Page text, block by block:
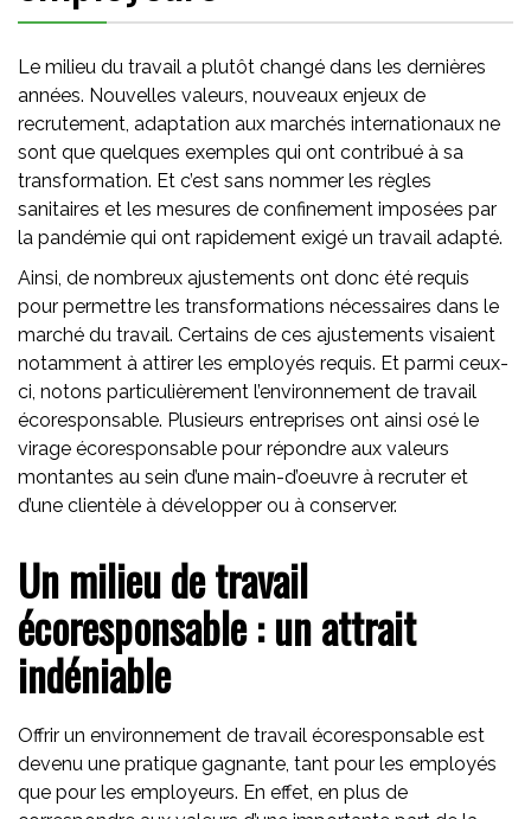
Le milieu du travail a plutôt changé dans les dernières
années. Nouvelles valeurs, nouveaux enjeux de
recrutement, adaptation aux marchés internationaux ne
sont que quelques exemples qui ont contribué à sa
transformation. Et c’est sans nommer les règles
sanitaires et les mesures de confinement imposées par
la pandémie qui ont rapidement exigé un travail adapté.
Ainsi, de nombreux ajustements ont donc été requis
pour permettre les transformations nécessaires dans le
marché du travail. Certains de ces ajustements visaient
notamment à attirer les employés requis. Et parmi ceux-
ci, notons particulièrement l’environnement de travail
écoresponsable. Plusieurs entreprises ont ainsi osé le
virage écoresponsable pour répondre aux valeurs
montantes au sein d’une main-d’oeuvre à recruter et
d’une clientèle à développer ou à conserver.
Un milieu de travail
écoresponsable : un attrait
indéniable
Offrir un environnement de travail écoresponsable est
devenu une pratique gagnante, tant pour les employés
que pour les employeurs. En effet, en plus de